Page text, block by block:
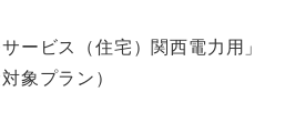
ービス（住宅）関西電力用」
象プラン）